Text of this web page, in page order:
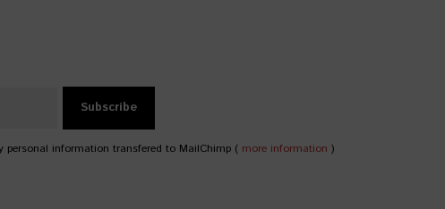
personal information transfered to MailChimp ( more information )